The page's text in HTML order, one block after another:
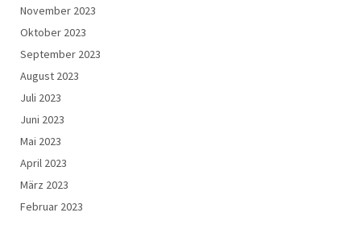
November 2023
Oktober 2023
September 2023
August 2023
Juli 2023
Juni 2023
Mai 2023
April 2023
März 2023
Februar 2023